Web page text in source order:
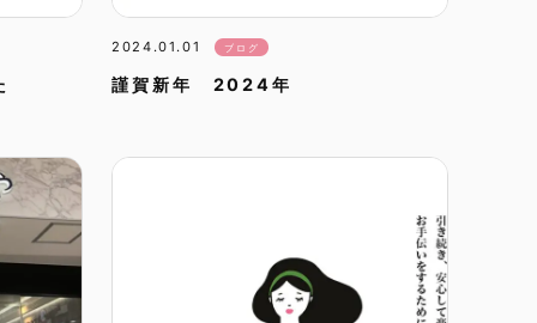
2024.01.01 ブログ
謹賀新年 2024年